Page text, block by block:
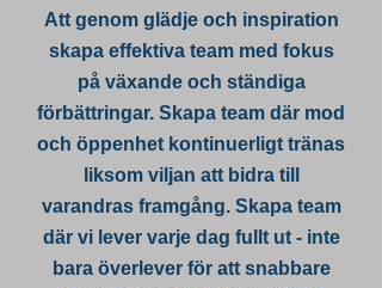
Att genom glädje och inspiration
skapa effektiva team med fokus
på växande och ständiga
förbättringar. Skapa team där mod
och öppenhet kontinuerligt tränas
liksom viljan att bidra till
varandras framgång. Skapa team
där vi lever varje dag fullt ut - inte
bara överlever för att snabbare